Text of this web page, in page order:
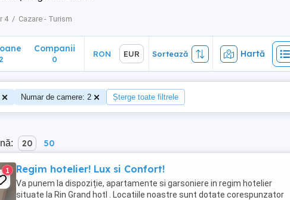
4 Cazare - Turism
2
Companii
0
RON EUR Sortează Hartă
Numar de camere: 2 Șterge toate filtrele
20 50
1 Regim hotelier! Lux si Confort!
Va punem la dispoziție, apartamente si garsoniere in regim hotelier
situate la Rin Grand hotl . Locatiile noastre sunt dotate corespunzator